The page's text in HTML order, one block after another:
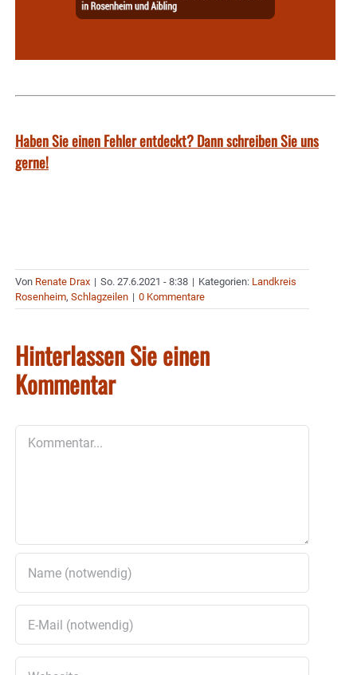
Haben Sie einen Fehler entdeckt? Dann schreiben Sie uns
gerne!
Von Renate Drax | So. 27.6.2021 - 8:38 | Kategorien: Landkreis
Rosenheim, Schlagzeilen | 0 Kommentare
Hinterlassen Sie einen
Kommentar